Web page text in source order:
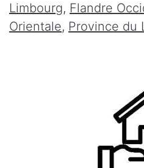
Limbourg, Flandre
Orientale, Province du